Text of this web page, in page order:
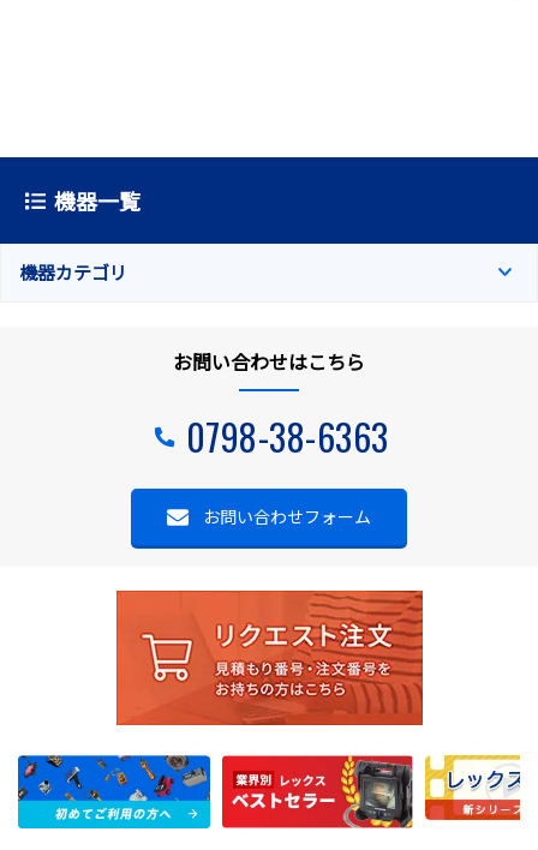
機器一覧
機器カテゴリ
お問い合わせはこちら
0798-38-6363
お問い合わせフォーム